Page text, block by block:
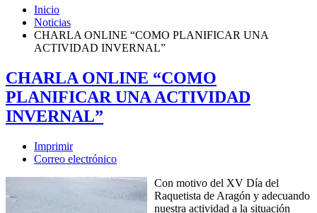
Inicio
Noticias
CHARLA ONLINE “COMO PLANIFICAR UNA
ACTIVIDAD INVERNAL”
CHARLA ONLINE “COMO
PLANIFICAR UNA ACTIVIDAD
INVERNAL”
Imprimir
Correo electrónico
Con motivo del XV Día del
Raquetista de Aragón y adecuando
nuestra actividad a la situación